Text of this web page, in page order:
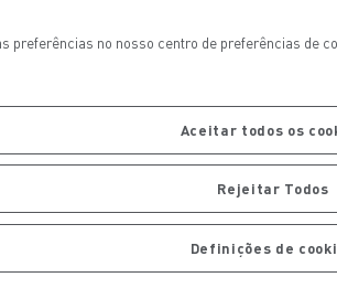
Manutenção de pavimentos
no nosso centro de preferências de
Aceitar todos os
Rejeitar Todos
Definições de